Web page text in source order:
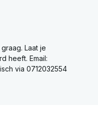
Laat je
heeft. Email:
via 0712032554